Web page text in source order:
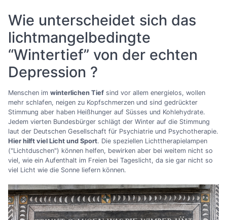
Wie unterscheidet sich das
lichtmangelbedingte
“Wintertief” von der echten
Depression ?
Menschen im winterlichen Tief sind vor allem energielos, wollen
mehr schlafen, neigen zu Kopfschmerzen und sind gedrückter
Stimmung aber haben Heißhunger auf Süsses und Kohlehydrate.
Jedem vierten Bundesbürger schlägt der Winter auf die Stimmung
laut der Deutschen Gesellschaft für Psychiatrie und Psychotherapie.
Hier hilft viel Licht und Sport. Die speziellen Lichttherapielampen
("Lichtduschen") können helfen, bewirken aber bei weitem nicht so
viel, wie ein Aufenthalt im Freien bei Tageslicht, da sie gar nicht so
viel Licht wie die Sonne liefern können.